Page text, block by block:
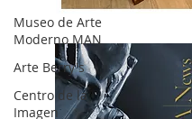
Museo de Arte
Moderno MAN
Arte Berry's
Centro de la
Imagen
OCA|News 31 / Marzo-